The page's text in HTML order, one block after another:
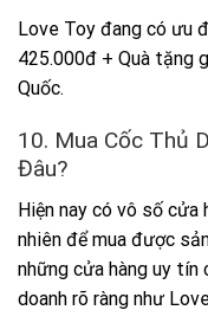
Love Toy đang có ưu
425.000đ + Quà tặng
Quốc.
10. Mua Cốc Thủ
Đâu?
Hiện nay có vô số cửa
nhiên để mua được
những cửa hàng uy tín
doanh rõ ràng như